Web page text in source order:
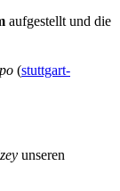
aufgestellt und die
(stuttgart-
unseren